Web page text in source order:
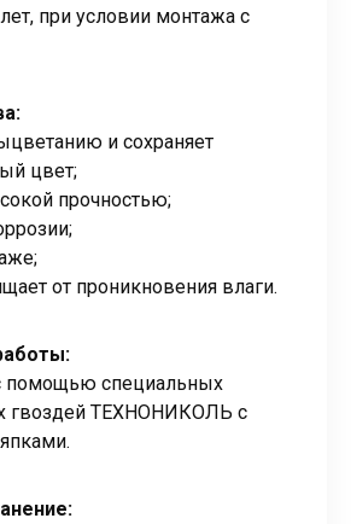
при условии монтажа с
и сохраняет
цвет;
прочностью;
от проникновения влаги.
помощью специальных
гвоздей ТЕХНОНИКОЛЬ с